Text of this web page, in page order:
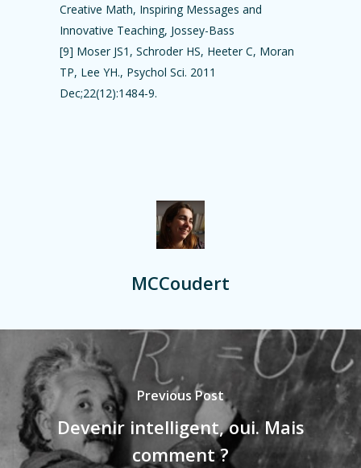
Creative Math, Inspiring Messages and
Innovative Teaching, Jossey-Bass
[9] Moser JS1, Schroder HS, Heeter C, Moran
TP, Lee YH., Psychol Sci. 2011
Dec;22(12):1484-9.
MCCoudert
Previous Post
Devenir intelligent, oui. Mais
comment ?